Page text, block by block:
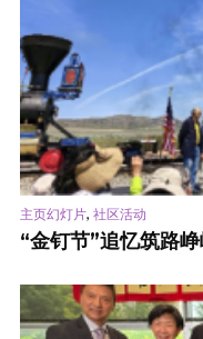
主页幻灯片, 社区活动
“金钉节”追忆筑路